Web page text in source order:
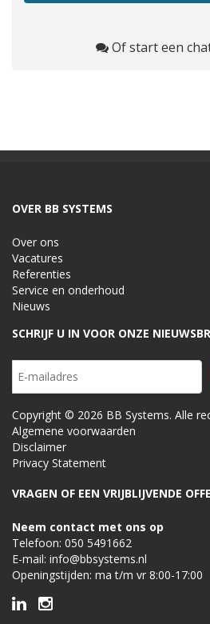
Of start een
OVER BB SYSTEMS
Over ons
Vacatures
Referenties
Service en onderhoud
Nieuws
SCHRIJF U IN VOOR ONZE
Copyright © 2026 BB Systems. Alle
Algemene voorwaarden
Disclaimer
Privacy Statement
VRAGEN OF EEN VRIJBLIJVENDE
Neem contact met ons op
Telefoon: 050 5491662
E-mail: info@bbsystems.nl
Openingstijden: ma t/m vr 8:00-17:00